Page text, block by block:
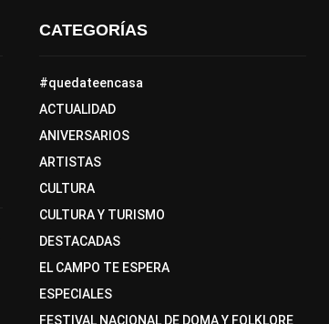
CATEGORÍAS
#quedateencasa
ACTUALIDAD
ANIVERSARIOS
ARTISTAS
CULTURA
CULTURA Y TURISMO
DESTACADAS
EL CAMPO TE ESPERA
ESPECIALES
FESTIVAL NACIONAL DE DOMA Y FOLKLORE